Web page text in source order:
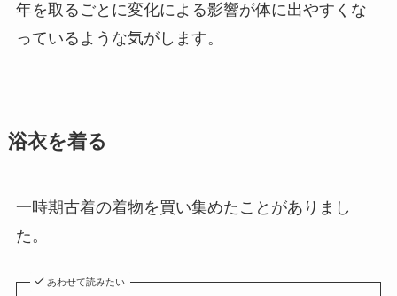
年を取るごとに変化による影響が体に出やすくな
っているような気がします。
浴衣を着る
一時期古着の着物を買い集めたことがありまし
た。
あわせて読みたい